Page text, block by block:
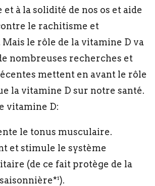
et à la solidité de nos os et aide
le rachitisme et
Mais le rôle de la vitamine D va
nombreuses recherches et
mettent en avant le rôle
la vitamine D sur notre santé.
vitamine D:
le tonus musculaire.
et stimule le système
(de ce fait protège de la